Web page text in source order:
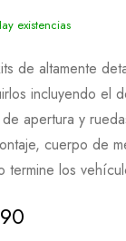
existencias
de altamente
incluyendo el
apertura y
cuerpo de
termine los